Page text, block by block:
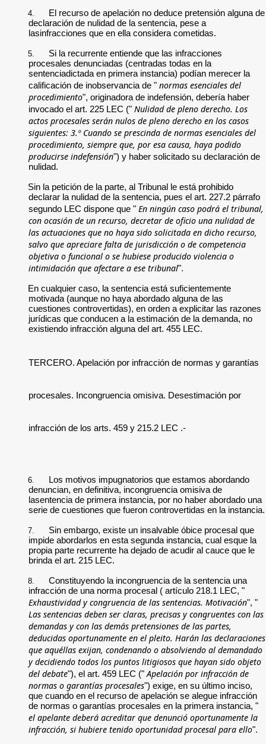
4.
El recurso de apelación no deduce pretensión alguna de
declaración de nulidad de la sentencia, pese a
lasinfracciones que en ella considera cometidas.
5.
Si la recurrente entiende que las infracciones
procesales denunciadas (centradas todas en la
sentenciadictada en primera instancia) podían merecer la
calificación de inobservancia de " normas esenciales del
procedimiento", originadora de indefensión, debería haber
invocado el art. 225 LEC (" Nulidad de pleno derecho. Los
actos procesales serán nulos de pleno derecho en los casos
siguientes: 3.º Cuando se prescinda de normas esenciales del
procedimiento, siempre que, por esa causa, haya podido
producirse indefensión") y haber solicitado su declaración de
nulidad.
Sin la petición de la parte, al Tribunal le está prohibido
declarar la nulidad de la sentencia, pues el art. 227.2 párrafo
segundo LEC dispone que " En ningún caso podrá el tribunal,
con ocasión de un recurso, decretar de oficio una nulidad de
las actuaciones que no haya sido solicitada en dicho recurso,
salvo que apreciare falta de jurisdicción o de competencia
objetiva o funcional o se hubiese producido violencia o
intimidación que afectare a ese tribunal".
En cualquier caso, la sentencia está suficientemente
motivada (aunque no haya abordado alguna de las
cuestiones controvertidas), en orden a explicitar las razones
jurídicas que conducen a la estimación de la demanda, no
existiendo infracción alguna del art. 455 LEC.
TERCERO. Apelación por infracción de normas y garantías
procesales. Incongruencia omisiva. Desestimación por
infracción de los arts. 459 y 215.2 LEC .-
6.
Los motivos impugnatorios que estamos abordando
denuncian, en definitiva, incongruencia omisiva de
lasentencia de primera instancia, por no haber abordado una
serie de cuestiones que fueron controvertidas en la instancia.
7.
Sin embargo, existe un insalvable óbice procesal que
impide abordarlos en esta segunda instancia, cual esque la
propia parte recurrente ha dejado de acudir al cauce que le
brinda el art. 215 LEC.
8.
Constituyendo la incongruencia de la sentencia una
infracción de una norma procesal ( artículo 218.1 LEC, "
Exhaustividad y congruencia de las sentencias. Motivación", "
Las sentencias deben ser claras, precisas y congruentes con las
demandas y con las demás pretensiones de las partes,
deducidas oportunamente en el pleito. Harán las declaraciones
que aquéllas exijan, condenando o absolviendo al demandado
y decidiendo todos los puntos litigiosos que hayan sido objeto
del debate"), el art. 459 LEC (" Apelación por infracción de
normas o garantías procesales") exige, en su último inciso,
que cuando en el recurso de apelación se alegue infracción
de normas o garantías procesales en la primera instancia, "
el apelante deberá acreditar que denunció oportunamente la
infracción, si hubiere tenido oportunidad procesal para ello".